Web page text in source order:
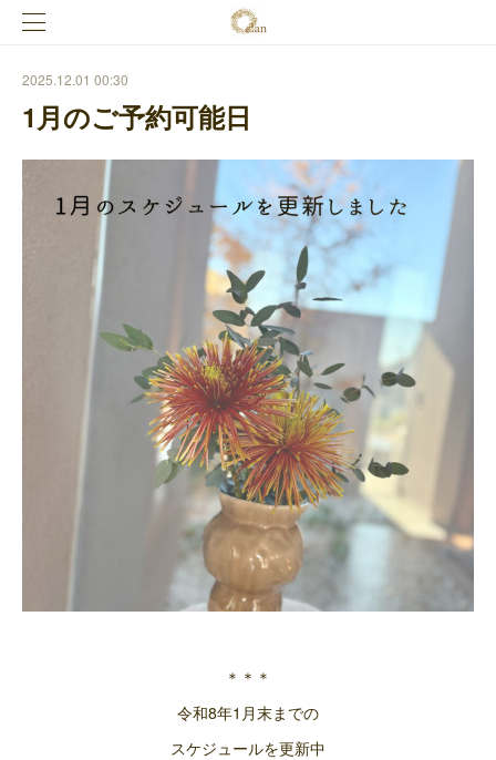
2025.12.01 00:30
1月のご予約可能日
＊＊＊
令和8年1月末までの
スケジュールを更新中